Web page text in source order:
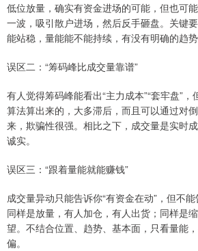
低位放量，确实有资金进场的可能，但也可
一波，吸引散户进场，然后反手砸盘。关键
能站稳，量能能不能持续，有没有明确的趋势
误区二：“筹码峰比成交量靠谱”
有人觉得筹码峰能看出“主力成本”“套牢盘”
算法算出来的，大多滞后，而且可以通过对
来，欺骗性很强。相比之下，成交量是实时
诚实。
误区三：“跟着量能就能赚钱”
成交量异动只能告诉你“有资金在动”，但不能
同样是放量，有人加仓，有人出货；同样是
望。不结合位置、趋势、基本面，只看量能
偏。